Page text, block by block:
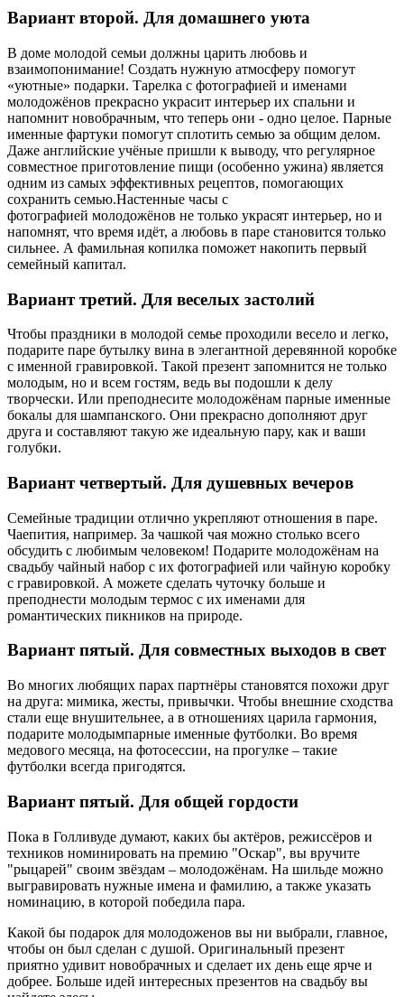
Вариант второй. Для домашнего уюта
В доме молодой семьи должны царить любовь и
взаимопонимание! Создать нужную атмосферу помогут
«уютные» подарки. Тарелка с фотографией и именами
молодожёнов прекрасно украсит интерьер их спальни и
напомнит новобрачным, что теперь они - одно целое. Парные
именные фартуки помогут сплотить семью за общим делом.
Даже английские учёные пришли к выводу, что регулярное
совместное приготовление пищи (особенно ужина) является
одним из самых эффективных рецептов, помогающих
сохранить семью.Настенные часы с
фотографией молодожёнов не только украсят интерьер, но и
напомнят, что время идёт, а любовь в паре становится только
сильнее. А фамильная копилка поможет накопить первый
семейный капитал.
Вариант третий. Для веселых застолий
Чтобы праздники в молодой семье проходили весело и легко,
подарите паре бутылку вина в элегантной деревянной коробке
с именной гравировкой. Такой презент запомнится не только
молодым, но и всем гостям, ведь вы подошли к делу
творчески. Или преподнесите молодожёнам парные именные
бокалы для шампанского. Они прекрасно дополняют друг
друга и составляют такую же идеальную пару, как и ваши
голубки.
Вариант четвертый. Для душевных вечеров
Семейные традиции отлично укрепляют отношения в паре.
Чаепития, например. За чашкой чая можно столько всего
обсудить с любимым человеком! Подарите молодожёнам на
свадьбу чайный набор с их фотографией или чайную коробку
с гравировкой. А можете сделать чуточку больше и
преподнести молодым термос с их именами для
романтических пикников на природе.
Вариант пятый. Для совместных выходов в свет
Во многих любящих парах партнёры становятся похожи друг
на друга: мимика, жесты, привычки. Чтобы внешние сходства
стали еще внушительнее, а в отношениях царила гармония,
подарите молодымпарные именные футболки. Во время
медового месяца, на фотосессии, на прогулке – такие
футболки всегда пригодятся.
Вариант пятый. Для общей гордости
Пока в Голливуде думают, каких бы актёров, режиссёров и
техников номинировать на премию "Оскар", вы вручите
"рыцарей" своим звёздам – молодожёнам. На шильде можно
выгравировать нужные имена и фамилию, а также указать
номинацию, в которой победила пара.
Какой бы подарок для молодоженов вы ни выбрали, главное,
чтобы он был сделан с душой. Оригинальный презент
приятно удивит новобрачных и сделает их день еще ярче и
добрее. Больше идей интересных презентов на свадьбу вы